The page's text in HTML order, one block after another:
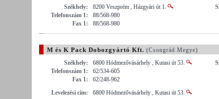
Székhely:
8200 Veszprém , Házgyári út 1.
Telefonszám 1:
88/568-980
Fax 1:
88/568-980
M és K Pack Dobozgyártó Kft. (Csongrád Megye)
Székhely:
6800 Hódmezővásárhely , Kutasi út 53.
Telefonszám 1:
62/534-605
Fax 1:
62/248-962
Levelezési cím:
6800 Hódmezővásárhely , Kutasi út 53.